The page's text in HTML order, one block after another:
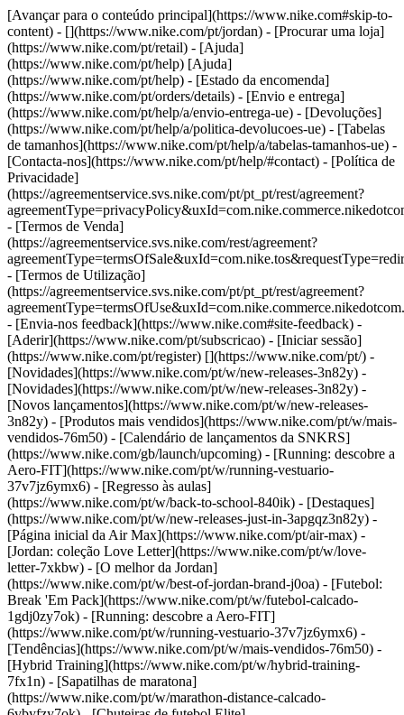
[Avançar para o conteúdo principal](https://www.nike.com#skip-to-
content) - [](https://www.nike.com/pt/jordan) - [Procurar uma loja]
(https://www.nike.com/pt/retail) - [Ajuda]
(https://www.nike.com/pt/help) [Ajuda]
(https://www.nike.com/pt/help) - [Estado da encomenda]
(https://www.nike.com/pt/orders/details) - [Envio e entrega]
(https://www.nike.com/pt/help/a/envio-entrega-ue) - [Devoluções]
(https://www.nike.com/pt/help/a/politica-devolucoes-ue) - [Tabelas
de tamanhos](https://www.nike.com/pt/help/a/tabelas-tamanhos-ue) -
[Contacta-nos](https://www.nike.com/pt/help/#contact) - [Política de
Privacidade]
(https://agreementservice.svs.nike.com/pt/pt_pt/rest/agreement?
- [Termos de Venda]
(https://agreementservice.svs.nike.com/rest/agreement?
- [Termos de Utilização]
(https://agreementservice.svs.nike.com/pt/pt_pt/rest/agreement?
- [Envia-nos feedback](https://www.nike.com#site-feedback) -
[Aderir](https://www.nike.com/pt/subscricao) - [Iniciar sessão]
(https://www.nike.com/pt/register) [](https://www.nike.com/pt/) -
[Novidades](https://www.nike.com/pt/w/new-releases-3n82y) -
[Novidades](https://www.nike.com/pt/w/new-releases-3n82y) -
[Novos lançamentos](https://www.nike.com/pt/w/new-releases-
3n82y) - [Produtos mais vendidos](https://www.nike.com/pt/w/mais-
vendidos-76m50) - [Calendário de lançamentos da SNKRS]
(https://www.nike.com/gb/launch/upcoming) - [Running: descobre a
Aero-FIT](https://www.nike.com/pt/w/running-vestuario-
37v7jz6ymx6) - [Regresso às aulas]
(https://www.nike.com/pt/w/back-to-school-840ik) - [Destaques]
(https://www.nike.com/pt/w/new-releases-just-in-3apgqz3n82y) -
[Página inicial da Air Max](https://www.nike.com/pt/air-max) -
[Jordan: coleção Love Letter](https://www.nike.com/pt/w/love-
letter-7xkbw) - [O melhor da Jordan]
(https://www.nike.com/pt/w/best-of-jordan-brand-j0oa) - [Futebol:
Break 'Em Pack](https://www.nike.com/pt/w/futebol-calcado-
1gdj0zy7ok) - [Running: descobre a Aero-FIT]
(https://www.nike.com/pt/w/running-vestuario-37v7jz6ymx6) -
[Tendências](https://www.nike.com/pt/w/mais-vendidos-76m50) -
[Hybrid Training](https://www.nike.com/pt/w/hybrid-training-
7fx1n) - [Sapatilhas de maratona]
(https://www.nike.com/pt/w/marathon-distance-calcado-